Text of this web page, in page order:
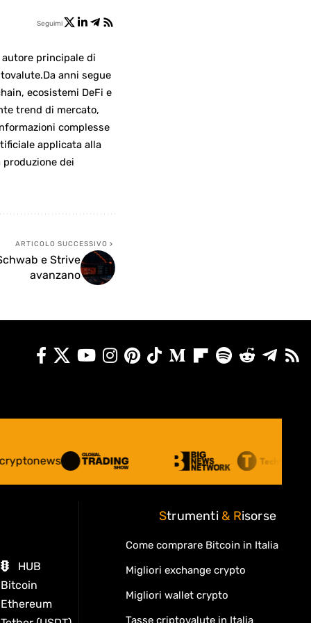
Seguimi
principale di
anni segue
ecosistemi DeFi e
trend di mercato,
complesse
applicata alla
dei
ARTICOLO SUCCESSIVO
e Strive
avanzano
HUB
Bitcoin
Ethereum
Strumenti & Risorse
Come comprare Bitcoin in Italia
Migliori exchange crypto
Migliori wallet crypto
Tasse criptovalute in Italia